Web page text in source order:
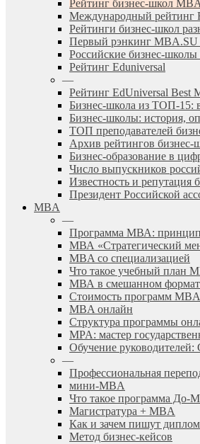
Рейтинг бизнес-школ
Международный рейтинг
Рейтинги бизнес-школ
Первый рэнкинг
Российские бизнес-школы
Рейтинг Eduniversal
—
Рейтинг EdUniversal Best
Бизнес-школа из ТОП-15:
Бизнес-школы: история,
ТОП преподавателей
Архив рейтингов бизнес-
Бизнес-образование в
Число выпускников
Известность и репутация
Президент Российской
MBA
—
Программа МВА:
МВА «Cтратегический
MBA со специализацией
Что такое учебный план
МВА в смешанном
Стоимость программ MBA
MBA онлайн
Cтруктура программы
MPA: мастер
Обучение руководителей:
—
Профессиональная
мини-MBA
Что такое программа До-
Магистратура + MBA
Как и зачем пишут
Метод бизнес-кейсов